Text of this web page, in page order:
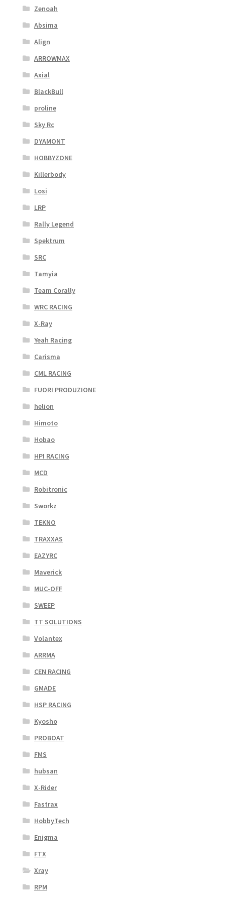
Zenoah
Absima
Align
ARROWMAX
Axial
BlackBull
proline
Sky Rc
DYAMONT
HOBBYZONE
Killerbody
Losi
LRP
Rally Legend
Spektrum
SRC
Tamyia
Team Corally
WRC RACING
X-Ray
Yeah Racing
Carisma
CML RACING
FUORI PRODUZIONE
helion
Himoto
Hobao
HPI RACING
MCD
Robitronic
Sworkz
TEKNO
TRAXXAS
EAZYRC
Maverick
MUC-OFF
SWEEP
TT SOLUTIONS
Volantex
ARRMA
CEN RACING
GMADE
HSP RACING
Kyosho
PROBOAT
FMS
hubsan
X-Rider
Fastrax
HobbyTech
Enigma
FTX
Xray
RPM